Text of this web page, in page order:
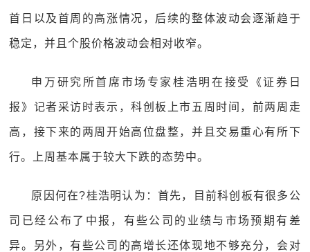
首日以及首周的高涨情况，后续的整体波动会逐渐趋于
稳定，并且个股价格波动会相对收窄。
申万研究所首席市场专家桂浩明在接受《证券日
报》记者采访时表示，科创板上市五周时间，前两周走
高，接下来的两周开始高位盘整，并且交易重心有所下
行。上周基本属于较大下跌的态势中。
原因何在?桂浩明认为：首先，目前科创板有很多公
司已经公布了中报，有些公司的业绩与市场预期有差
异。另外，有些公司的高增长还体现地不够充分，会对